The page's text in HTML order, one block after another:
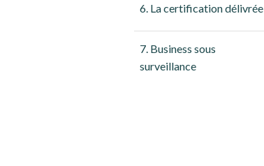
6. La certification délivrée
7. Business sous
surveillance